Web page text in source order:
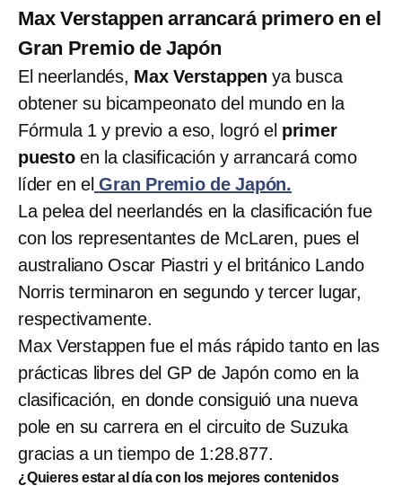
Max Verstappen arrancará primero en el
Gran Premio de Japón
El neerlandés, Max Verstappenya busca
obtener su bicampeonato del mundo en la
Fórmula 1 y previo a eso, logró el primer
puestoen la clasificación y arrancará como
líder en el Gran Premio de Japón.
La pelea del neerlandés en la clasificación fue
con los representantes de McLaren, pues el
australiano Oscar Piastri y el británico Lando
Norris terminaron en segundo y tercer lugar,
respectivamente.
Max Verstappen fue el más rápido tanto en las
prácticas libres del GP de Japón como en la
clasificación, en donde consiguió una nueva
pole en su carrera en el circuito de Suzuka
gracias a un tiempo de 1:28.877.
¿Quieres estar al día con los mejores contenidos